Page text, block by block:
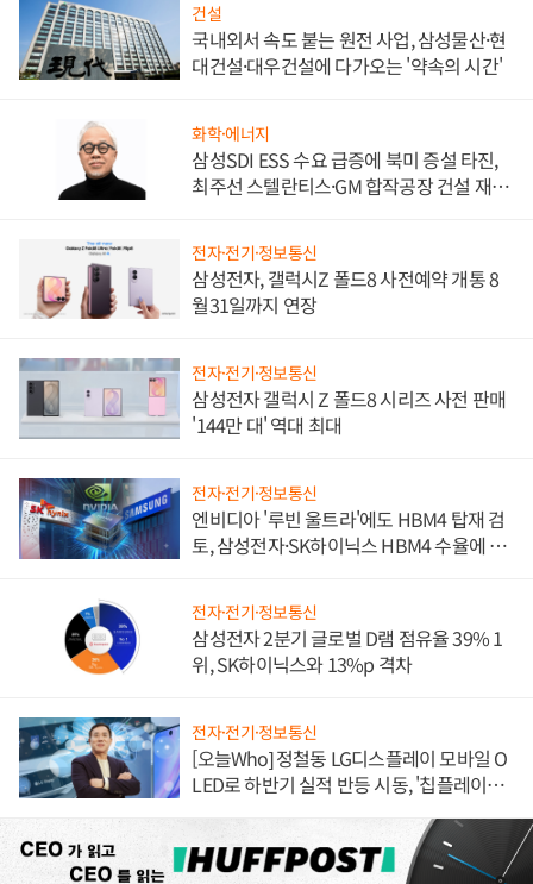
건설
국내외서 속도 붙는 원전 사업, 삼성물산·현
대건설·대우건설에 다가오는 '약속의 시간'
화학·에너지
삼성SDI ESS 수요 급증에 북미 증설 타진,
최주선 스텔란티스·GM 합작공장 건설 재추
전자·전기·정보통신
삼성전자, 갤럭시Z 폴드8 사전예약 개통 8
월31일까지 연장
전자·전기·정보통신
삼성전자 갤럭시 Z 폴드8 시리즈 사전 판매
'144만 대' 역대 최대
전자·전기·정보통신
엔비디아 '루빈 울트라'에도 HBM4 탑재 검
토, 삼성전자·SK하이닉스 HBM4 수율에 주
전자·전기·정보통신
삼성전자 2분기 글로벌 D램 점유율 39% 1
위, SK하이닉스와 13%p 격차
전자·전기·정보통신
[오늘Who] 정철동 LG디스플레이 모바일 O
LED로 하반기 실적 반등 시동, '칩플레이